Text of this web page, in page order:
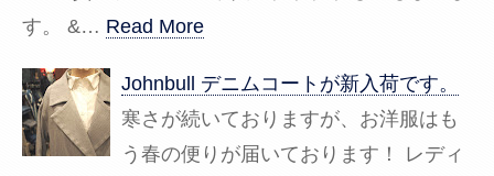
す。 &… Read More
Johnbull デニムコートが新入荷です。
寒さが続いておりますが、お洋服はも
う春の便りが届いております！ レディ